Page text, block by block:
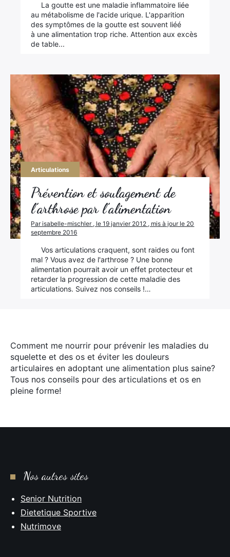
Comment me nourrir pour prévenir les maladies du
squelette et des os et éviter les douleurs
articulaires en adoptant une alimentation plus saine?
Tous nos conseils pour des articulations et os en
pleine forme!
La goutte est une maladie inflammatoire liée
au métabolisme de l'acide urique. L'apparition
des symptômes de la goutte est souvent liéé
à une alimentation trop riche. Attention aux excès
de table...
Articulations
Prévention et soulagement de
l’arthrose par l’alimentation
Par isabelle-mischler , le 19 janvier 2012 , mis à jour le 20
septembre 2016
Vos articulations craquent, sont raides ou font
mal ? Vous avez de l'arthrose ? Une bonne
alimentation pourrait avoir un effet protecteur et
retarder la progression de cette maladie des
articulations. Suivez nos conseils !…
Nos autres sites
Senior Nutrition
Dietetique Sportive
Nutrimove